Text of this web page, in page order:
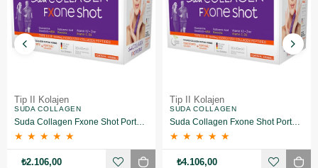
Tip II Kolajen
SUDA COLLAGEN
Suda Collagen Fxone Shot Portakal 30 x 40 ml
★ ★ ★ ★ ★
₺2.106,00
Tip II Kolajen
SUDA COLLAGEN
Suda Collagen Fxone Shot Portakal 30 x 40 ml 2 Adet
★ ★ ★ ★ ★
₺4.106,00